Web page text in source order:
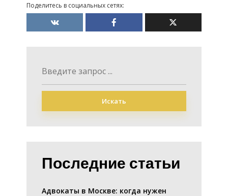
Поделитесь в социальных сетях:
Искать
Последние статьи
Адвокаты в Москве: когда нужен